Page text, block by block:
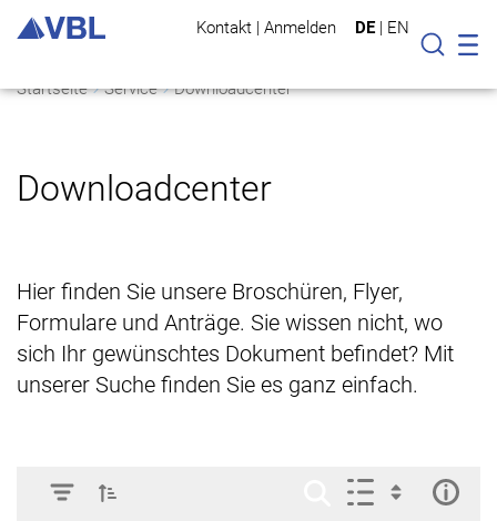
Kontakt | Anmelden DE | EN
Suche
Startseite Service Downloadcenter
Downloadcenter
Hier finden Sie unsere Broschüren, Flyer,
Formulare und Anträge. Sie wissen nicht, wo
sich Ihr gewünschtes Dokument befindet? Mit
unserer Suche finden Sie es ganz einfach.